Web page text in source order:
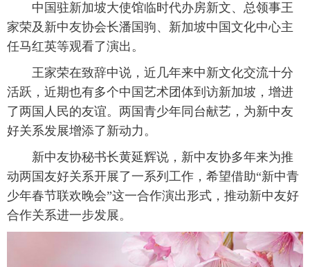
新华电视中文 新华电视英文 返回PC
中国驻新加坡大使馆临时代办房新文、总领事王
家荣及新中友协会长潘国驹、新加坡中国文化中心主
任马红英等观看了演出。
王家荣在致辞中说，近几年来中新文化交流十分
活跃，近期也有多个中国艺术团体到访新加坡，增进
了两国人民的友谊。两国青少年同台献艺，为新中友
好关系发展增添了新动力。
新中友协秘书长黄延辉说，新中友协多年来为推
动两国友好关系开展了一系列工作，希望借助“新中青
少年春节联欢晚会”这一合作演出形式，推动新中友好
合作关系进一步发展。